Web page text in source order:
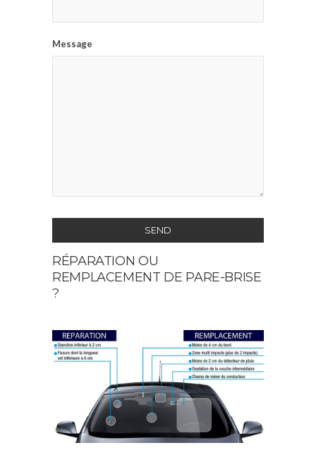
Message
SEND
This
field
should
left
blank
RÉPARATION OU
REMPLACEMENT DE PARE-BRISE
?